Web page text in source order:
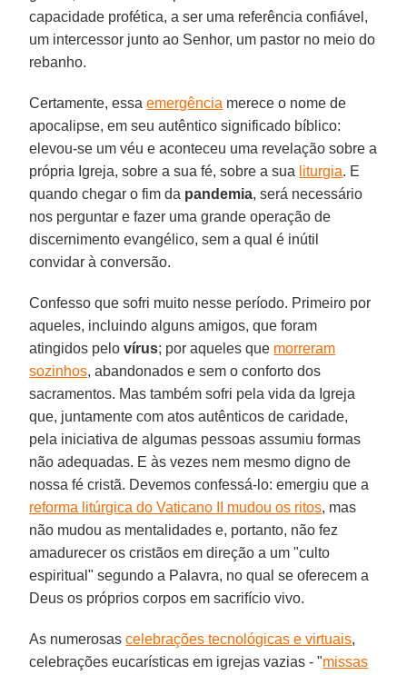
capacidade profética, a ser uma referência confiável,
um intercessor junto ao Senhor, um pastor no meio do
rebanho.
Certamente, essaemergência merece o nome de
apocalipse, em seu autêntico significado bíblico:
elevou-se um véu e aconteceu uma revelação sobre a
própria Igreja, sobre a sua fé, sobre a sua liturgia. E
quando chegar o fim da pandemia, será necessário
nos perguntar e fazer uma grande operação de
discernimento evangélico, sem a qual é inútil
convidar à conversão.
Confesso que sofri muito nesse período. Primeiro por
aqueles, incluindo alguns amigos, que foram
atingidos pelovírus; por aqueles que morreram
sozinhos, abandonados e sem o conforto dos
sacramentos. Mas também sofri pela vida da Igreja
que, juntamente com atos autênticos de caridade,
pela iniciativa de algumas pessoas assumiu formas
não adequadas. E às vezes nem mesmo digno de
nossa fé cristã. Devemos confessá-lo: emergiu que a
reforma litúrgica do Vaticano II mudou os ritos, mas
não mudou as mentalidades e, portanto, não fez
amadurecer os cristãos em direção a um "culto
espiritual" segundo a Palavra, no qual se oferecem a
Deus os próprios corpos em sacrifício vivo.
As numerosascelebrações tecnológicas e virtuais,
celebrações eucarísticas em igrejas vazias - "missas